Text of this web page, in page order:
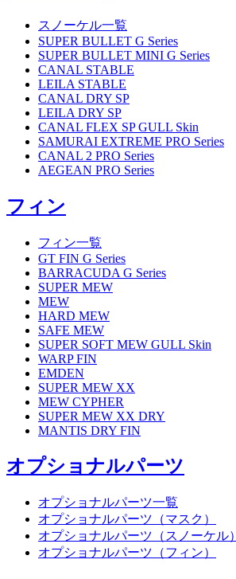
スノーケル一覧
SUPER BULLET G Series
SUPER BULLET MINI G Series
CANAL STABLE
LEILA STABLE
CANAL DRY SP
LEILA DRY SP
CANAL FLEX SP GULL Skin
SAMURAI EXTREME PRO Series
CANAL 2 PRO Series
AEGEAN PRO Series
フィン
フィン一覧
GT FIN G Series
BARRACUDA G Series
SUPER MEW
MEW
HARD MEW
SAFE MEW
SUPER SOFT MEW GULL Skin
WARP FIN
EMDEN
SUPER MEW XX
MEW CYPHER
SUPER MEW XX DRY
MANTIS DRY FIN
オプショナルパーツ
オプショナルパーツ一覧
オプショナルパーツ（マスク）
オプショナルパーツ（スノーケル）
オプショナルパーツ（フィン）